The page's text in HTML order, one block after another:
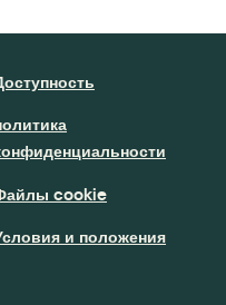
cookie
и положения